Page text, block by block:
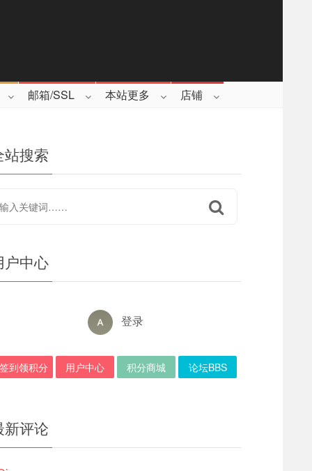
邮箱/SSL 本站更多 店铺
站搜索
户中心
登录
签到领积分 用户中心 积分商城 论坛BBS
新评论